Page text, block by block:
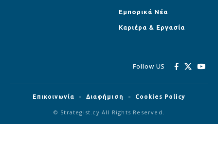
Εμπορικά Νέα
Καριέρα & Εργασία
Follow US
© Strategist.cy All Rights Reserved.
Επικοινωνία Διαφήμιση Cookies Policy